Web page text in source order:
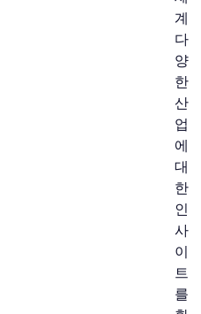
계
다
양
한
산
업
에
대
한
인
사
이
트
를